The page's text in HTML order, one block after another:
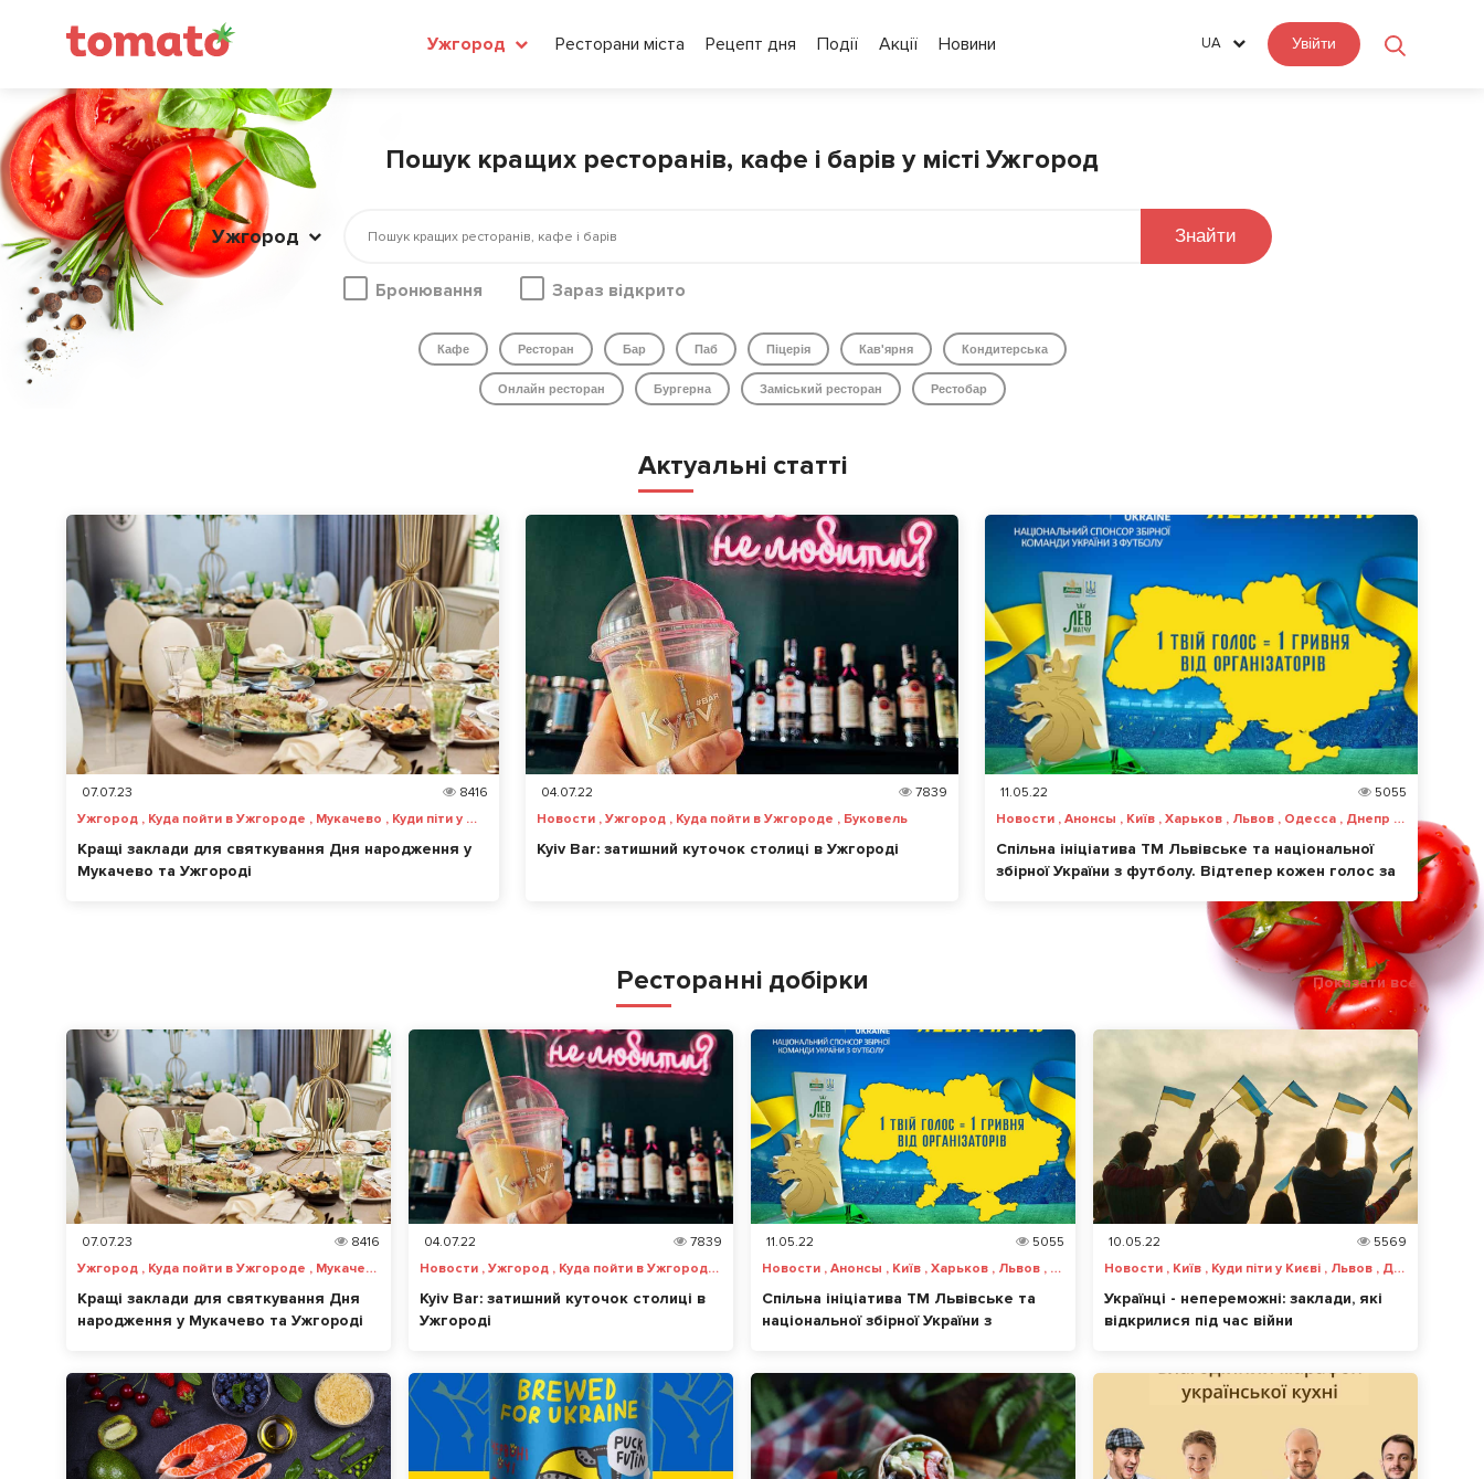
Ужгород Ресторани міста Рецепт дня Події Акції Новини UA Увійти
Пошук кращих ресторанів, кафе і барів у місті Ужгород
Ужгород Знайти
Бронювання Зараз відкрито
Кафе Ресторан Бар Паб Піцерія Кав'ярня Кондитерська
Онлайн ресторан Бургерна Заміський ресторан Рестобар
Актуальні статті
07.07.23
8416
Ужгород , Куда пойти в Ужгороде , Мукачево , Куди піти у Мукачево
Кращі заклади для святкування Дня народження у
Мукачево та Ужгороді
04.07.22
7839
Новости , Ужгород , Куда пойти в Ужгороде , Буковель
Kyiv Bar: затишний куточок столиці в Ужгороді
11.05.22
5055
Новости , Анонсы , Київ , Харьков , Львов , Одесса , Днепр , Запорожье , Винница , Чернигов , Черкассы , Ужгород , Херсон , Николаев
Спільна ініціатива ТМ Львівське та національної
збірної України з футболу. Відтепер кожен голос за
Ресторанні добірки Показати все
07.07.23
8416
Ужгород , Куда пойти в Ужгороде , Мукачево , Куди піти у Мукачево
Кращі заклади для святкування Дня
народження у Мукачево та Ужгороді
04.07.22
7839
Новости , Ужгород , Куда пойти в Ужгороде , Буковель
Kyiv Bar: затишний куточок столиці в
Ужгороді
11.05.22
5055
Новости , Анонсы , Київ , Харьков , Львов , Одесса , Днепр , Запорожье , Винница , Чернигов , Черкассы , Ужгород , Херсон , Николаев
Спільна ініціатива ТМ Львівське та
національної збірної України з
українцям
10.05.22
5569
Новости , Київ , Куди піти у Києві , Львов , Днепр , Куда пойти в Днепре , Куди піти у Львові , Ужгород , Куда пойти в Ужгороде
Українці - непереможні: заклади, які
відкрилися під час війни